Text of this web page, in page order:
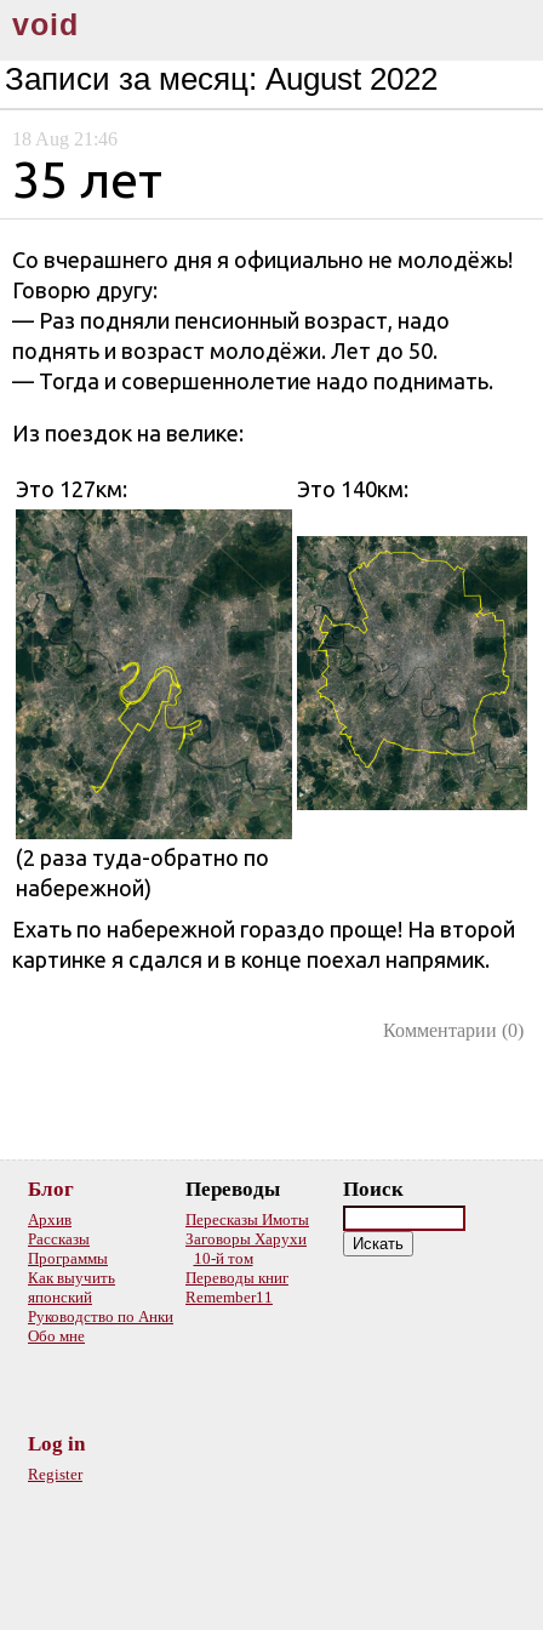
void
Записи за месяц: August 2022
18 Aug 21:46
35 лет
Со вчерашнего дня я официально не молодёжь!
Говорю другу:
— Раз подняли пенсионный возраст, надо
поднять и возраст молодёжи. Лет до 50.
— Тогда и совершеннолетие надо поднимать.
Из поездок на велике:
Это 127км: Это 140км:
(2 раза туда-обратно по
набережной)
Ехать по набережной гораздо проще! На второй
картинке я сдался и в конце поехал напрямик.
Комментарии (0)
Блог
Архив
Рассказы
Программы
Как выучить
японский
Руководство по Анки
Обо мне
Переводы
Пересказы Имоты
Заговоры Харухи
10-й том
Переводы книг
Remember11
Поиск
Log in
Register